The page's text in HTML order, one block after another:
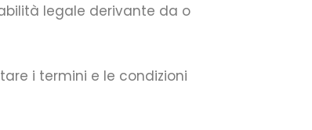
legale derivante da o
i termini e le condizioni